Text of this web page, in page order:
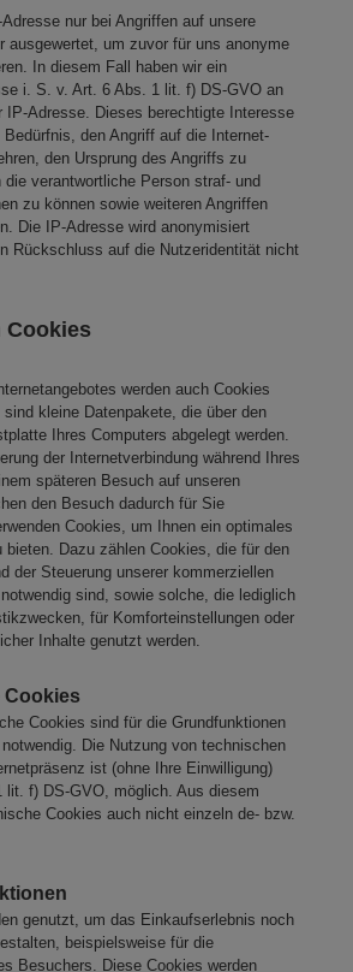
nur bei Angriffen auf unsere
ausgewertet, um zuvor für uns anonyme
In diesem Fall haben wir ein
i. S. v. Art. 6 Abs. 1 lit. f) DS-GVO an
IP-Adresse. Dieses berechtigte Interesse
den Angriff auf die Internet-
den Ursprung des Angriffs zu
verantwortliche Person straf- und
zu können sowie weiteren Angriffen
Die IP-Adresse wird anonymisiert
Rückschluss auf die Nutzeridentität nicht
Cookies
werden auch Cookies
kleine Datenpakete, die über den
Ihres Computers abgelegt werden.
der Internetverbindung während Ihres
späteren Besuch auf unseren
den Besuch dadurch für Sie
Cookies, um Ihnen ein optimales
bieten. Dazu zählen Cookies, die für den
der Steuerung unserer kommerziellen
sind, sowie solche, die lediglich
für Komforteinstellungen oder
Inhalte genutzt werden.
Cookies
Cookies sind für die Grundfunktionen
Die Nutzung von technischen
ist (ohne Ihre Einwilligung)
lit. f) DS-GVO, möglich. Aus diesem
Cookies auch nicht einzeln de- bzw.
genutzt, um das Einkaufserlebnis noch
beispielsweise für die
Besuchers. Diese Cookies werden